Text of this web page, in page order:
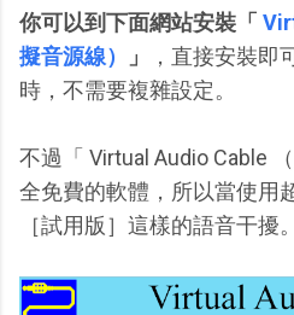
你可以到下面網站安裝「
擬音源線）
」
，直接安裝即
時，不需要複雜設定。
不過「 Virtual Audio Cable
全免費的軟體，所以當使用
［試用版］這樣的語音干擾。